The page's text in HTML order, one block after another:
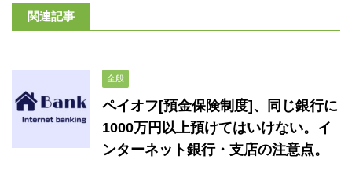
関連記事
全般
ペイオフ[預金保険制度]、同じ銀行に
1000万円以上預けてはいけない。イ
ンターネット銀行・支店の注意点。